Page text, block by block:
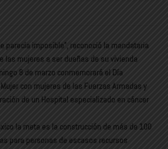
parecía imposible”, reconoció la mandataria
las mujeres a ser dueñas de su vivienda
8 de marzo conmemorará el Día
con mujeres de las Fuerzas Armadas y
de un Hospital especializado en cáncer
la meta es la construcción de más de 100
para personas de escasos recursos